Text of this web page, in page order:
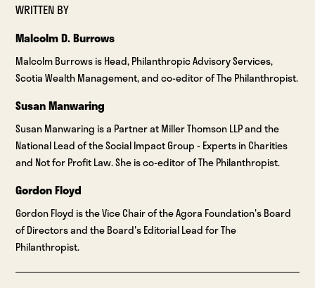
WRITTEN BY
Malcolm D. Burrows
Malcolm Burrows is Head, Philanthropic Advisory Services,
Scotia Wealth Management, and co-editor of The Philanthropist.
Susan Manwaring
Susan Manwaring is a Partner at Miller Thomson LLP and the
National Lead of the Social Impact Group - Experts in Charities
and Not for Profit Law. She is co-editor of The Philanthropist.
Gordon Floyd
Gordon Floyd is the Vice Chair of the Agora Foundation's Board
of Directors and the Board's Editorial Lead for The
Philanthropist.